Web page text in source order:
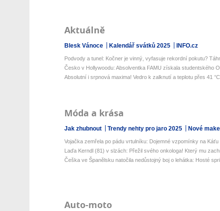
Aktuálně
Blesk Vánoce Kalendář svátků 2025 INFO.cz
Podvody a tunel: Kočner je vinný, vyfasuje rekordní pokutu?
Česko v Hollywoodu: Absolventka FAMU získala studentského
Absolutní i srpnová maxima! Vedro k zalknutí a teplotu přes 41
Móda a krása
Jak zhubnout Trendy nehty pro jaro 2025 Nové
Vojačka zemřela po pádu vrtulníku: Dojemné vzpomínky na Káťu
Laďa Kerndl (81) v slzách: Přežil svého onkologa! Který mu
Češka ve Španělsku natočila nedůstojný boj o lehátka: Hosté
Auto-moto